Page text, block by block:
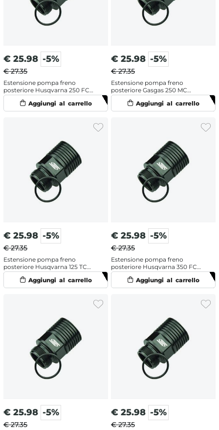
€ 25.98 -5%
€ 27.35
Estensione pompa freno
posteriore Husqvarna 250 FC
(2019-2026)
€ 25.98 -5%
€ 27.35
Estensione pompa freno
posteriore Gasgas 250 MC
(2022-2024)
€ 25.98 -5%
€ 27.35
Estensione pompa freno
posteriore Husqvarna 125 TC
(2014-2017)
€ 25.98 -5%
€ 27.35
Estensione pompa freno
posteriore Husqvarna 350 FC
(2014-2017)
€ 25.98 -5%
€ 27.35
€ 25.98 -5%
€ 27.35